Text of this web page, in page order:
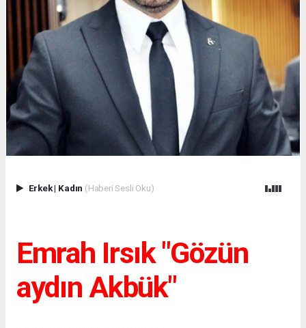
Erkek| Kadın (Haberi Sesli Oku)
Emrah Irsık "Gözün
aydın Akbük"